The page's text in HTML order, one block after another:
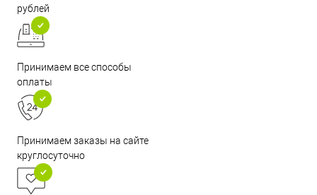
рублей
Принимаем все способы
оплаты
Принимаем заказы на сайте
круглосуточно